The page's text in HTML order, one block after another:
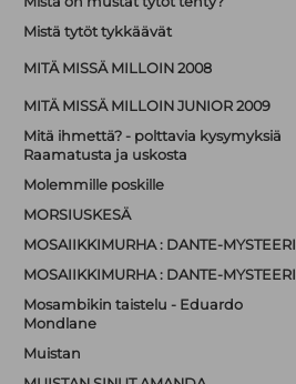
Mistä tytöt tykkäävät
MITÄ MISSÄ MILLOIN 2008
MITÄ MISSÄ MILLOIN JUNIOR 2009
Mitä ihmettä? - polttavia kysymyksiä
Raamatusta ja uskosta
Molemmille poskille
MORSIUSKESÄ
MOSAIIKKIMURHA : DANTE-MYSTEERI
MOSAIIKKIMURHA : DANTE-MYSTEERI
Mosambikin taistelu - Eduardo
Mondlane
Muistan